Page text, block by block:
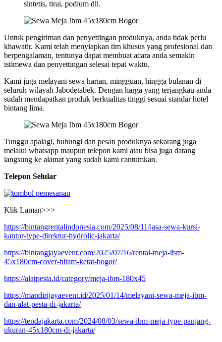
sintetis, tirai, podium dll.
Untuk pengiriman dan penyettingan produknya, anda tidak perlu
khawatir. Kami telah menyiapkan tim khusus yang profesional dan
berpengalaman, tentunya dapat membuat acara anda semakin
istimewa dan penyettingan selesai tepat waktu.
Kami juga melayani sewa harian, mingguan, hingga bulanan di
seluruh wilayah Jabodetabek. Dengan harga yang terjangkau anda
sudah mendapatkan produk berkualitas tinggi sesuai standar hotel
bintang lima.
Tunggu apalagi, hubungi dan pesan produknya sekarang juga
melalui whatsapp maupun telepon kami atau bisa juga datang
langsung ke alamat yang sudah kami cantumkan.
Telepon Selular
Klik Laman>>>
https://bintangrentalindonesia.com/2025/08/11/jasa-sewa-kursi-
kantor-type-direktur-hydrolic-jakarta/
https://bintangjayaevent.com/2025/07/16/rental-meja-ibm-
45x180cm-cover-hitam-ketat-bogor/
https://alatpesta.id/category/meja-ibm-180x45
https://mandirijayaevent.id/2025/01/14/melayani-sewa-meja-ibm-
dan-alat-pesta-di-jakarta/
https://tendajakarta.com/2024/08/03/sewa-ibm-meja-type-panjang-
ukuran-45x180cm-di-jakarta/